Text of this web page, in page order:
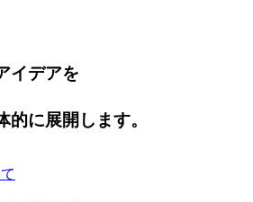
イデアを
に展開します。